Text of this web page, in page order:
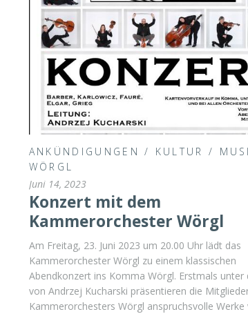
ANKÜNDIGUNGEN / KULTUR /
WÖRGL
Juni 14, 2023
Konzert mit dem
Kammerorchester Wörgl
Am Freitag, 23. Juni 2023 um 20.00 Uhr lädt das
Kammerorchester Wörgl zu einem klassischen
Abendkonzert ins Komma Wörgl. Erstmals unter
von Andrzej Kucharski präsentieren die
Kammerorchesters Wörgl anspruchsvolle Werke